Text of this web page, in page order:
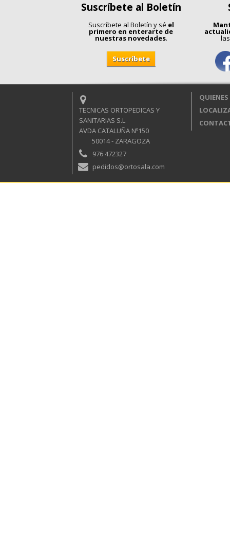
Suscríbete al Boletín
Suscríbete al Boletín y sé el
primero en enterarte de
nuestras novedades.
TECNICAS ORTOPEDICAS Y
SANITARIAS S.L
AVDA CATALUÑA Nº150
50014 - ZARAGOZA
976 472327
pedidos@ortosala.com